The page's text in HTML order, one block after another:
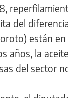
del
están
años, la
del sector